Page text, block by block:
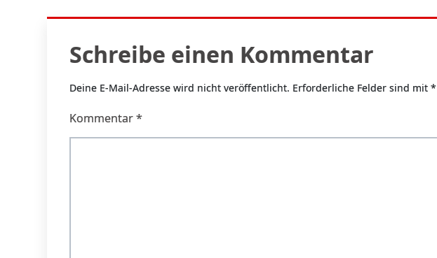
Schreibe einen Kommentar
Deine E-Mail-Adresse wird nicht veröffentlicht. Erforderliche Felder sind mit*
Kommentar*